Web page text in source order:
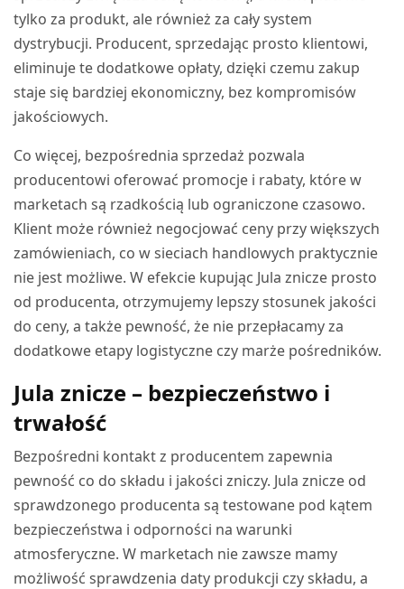
tylko za produkt, ale również za cały system
dystrybucji. Producent, sprzedając prosto klientowi,
eliminuje te dodatkowe opłaty, dzięki czemu zakup
staje się bardziej ekonomiczny, bez kompromisów
jakościowych.
Co więcej, bezpośrednia sprzedaż pozwala
producentowi oferować promocje i rabaty, które w
marketach są rzadkością lub ograniczone czasowo.
Klient może również negocjować ceny przy większych
zamówieniach, co w sieciach handlowych praktycznie
nie jest możliwe. W efekcie kupując Jula znicze prosto
od producenta, otrzymujemy lepszy stosunek jakości
do ceny, a także pewność, że nie przepłacamy za
dodatkowe etapy logistyczne czy marże pośredników.
Jula znicze – bezpieczeństwo i
trwałość
Bezpośredni kontakt z producentem zapewnia
pewność co do składu i jakości zniczy. Jula znicze od
sprawdzonego producenta są testowane pod kątem
bezpieczeństwa i odporności na warunki
atmosferyczne. W marketach nie zawsze mamy
możliwość sprawdzenia daty produkcji czy składu, a